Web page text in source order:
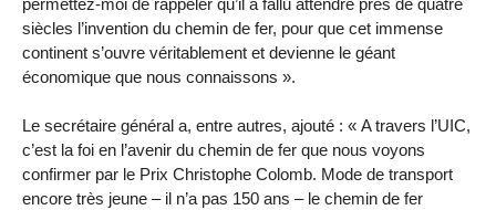
siècles l’invention du chemin de fer, pour que cet immense
continent s’ouvre véritablement et devienne le géant
économique que nous connaissons ».
Le secrétaire général a, entre autres, ajouté : « A travers l’UIC,
c’est la foi en l’avenir du chemin de fer que nous voyons
confirmer par le Prix Christophe Colomb. Mode de transport
encore très jeune – il n’a pas 150 ans – le chemin de fer